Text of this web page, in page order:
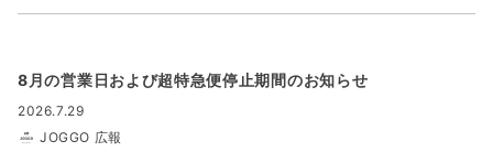
8月の営業日および超特急便停止期間のお知らせ
2026.7.29
JOGGO 広報